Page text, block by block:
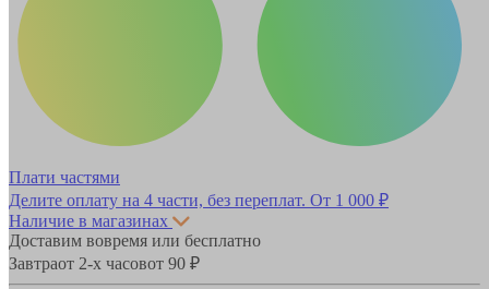
Плати частями
Делите оплату на 4 части, без переплат. От 1 000 ₽
Наличие в магазинах
Доставим вовремя или бесплатно
Завтраот 2-х часовот 90 ₽